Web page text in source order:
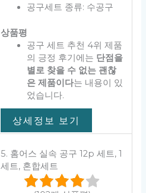
공구세트 종류: 수공구
상품평
공구 세트 추천 4위 제품
의 긍정 후기에는 단점을
별로 찾을 수 없는 괜찮
은 제품이다는 내용이 있
었습니다.
상세정보 보기
5. 홈어스 실속 공구 12p 세트, 1
세트, 혼합세트